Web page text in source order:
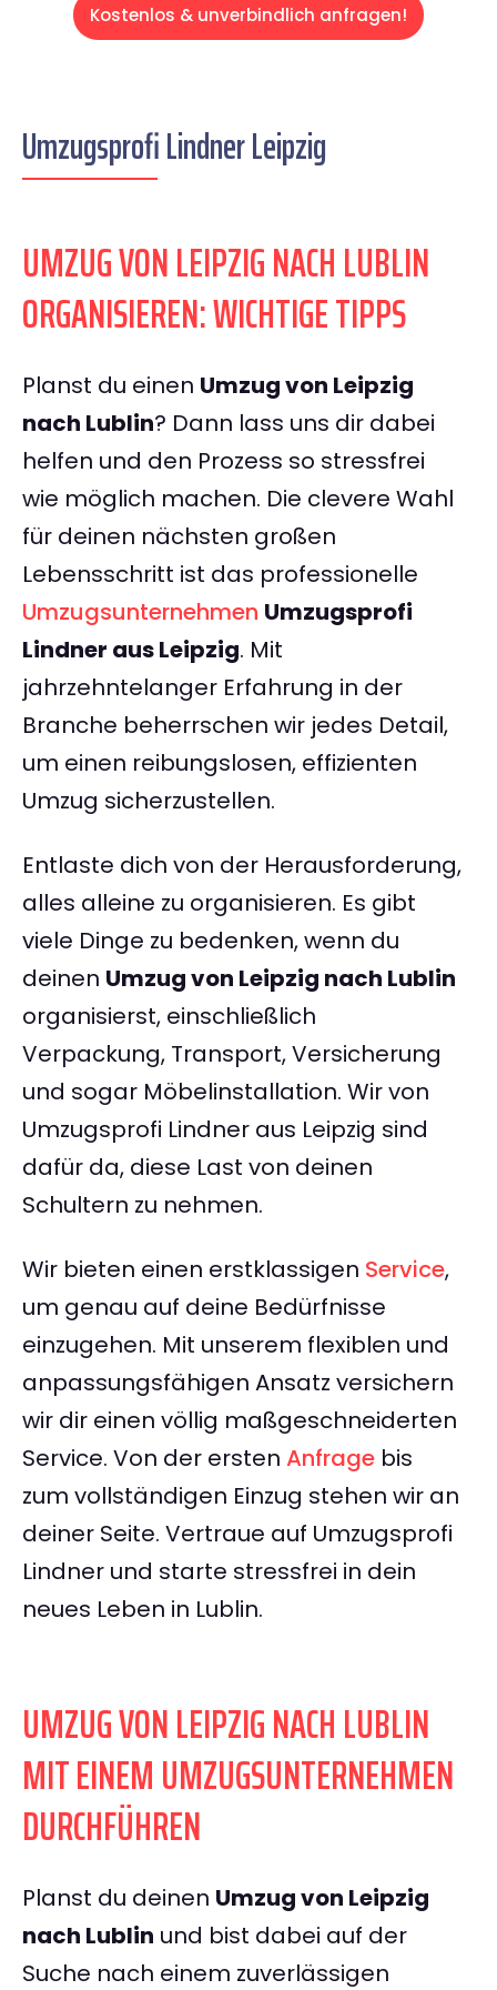
Kostenlos & unverbindlich anfragen!
Umzugsprofi Lindner Leipzig
UMZUG VON LEIPZIG NACH LUBLIN
ORGANISIEREN: WICHTIGE TIPPS
Planst du einen Umzug von Leipzig
nach Lublin? Dann lass uns dir dabei
helfen und den Prozess so stressfrei
wie möglich machen. Die clevere Wahl
für deinen nächsten großen
Lebensschritt ist das professionelle
Umzugsunternehmen Umzugsprofi
Lindner aus Leipzig. Mit
jahrzehntelanger Erfahrung in der
Branche beherrschen wir jedes Detail,
um einen reibungslosen, effizienten
Umzug sicherzustellen.
Entlaste dich von der Herausforderung,
alles alleine zu organisieren. Es gibt
viele Dinge zu bedenken, wenn du
deinen Umzug von Leipzig nach Lublin
organisierst, einschließlich
Verpackung, Transport, Versicherung
und sogar Möbelinstallation. Wir von
Umzugsprofi Lindner aus Leipzig sind
dafür da, diese Last von deinen
Schultern zu nehmen.
Wir bieten einen erstklassigen Service,
um genau auf deine Bedürfnisse
einzugehen. Mit unserem flexiblen und
anpassungsfähigen Ansatz versichern
wir dir einen völlig maßgeschneiderten
Service. Von der ersten Anfrage bis
zum vollständigen Einzug stehen wir an
deiner Seite. Vertraue auf Umzugsprofi
Lindner und starte stressfrei in dein
neues Leben in Lublin.
UMZUG VON LEIPZIG NACH LUBLIN
MIT EINEM UMZUGSUNTERNEHMEN
DURCHFÜHREN
Planst du deinen Umzug von Leipzig
nach Lublin und bist dabei auf der
Suche nach einem zuverlässigen